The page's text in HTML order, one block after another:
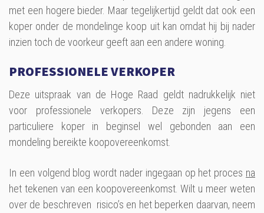
met een hogere bieder. Maar tegelijkertijd geldt dat ook een
koper onder de mondelinge koop uit kan omdat hij bij nader
inzien toch de voorkeur geeft aan een andere woning.
PROFESSIONELE VERKOPER
Deze uitspraak van de Hoge Raad geldt nadrukkelijk niet
voor professionele verkopers. Deze zijn jegens een
particuliere koper in beginsel wel gebonden aan een
mondeling bereikte koopovereenkomst.
In een volgend blog wordt nader ingegaan op het proces na
het tekenen van een koopovereenkomst. Wilt u meer weten
over de beschreven risico’s en het beperken daarvan, neem